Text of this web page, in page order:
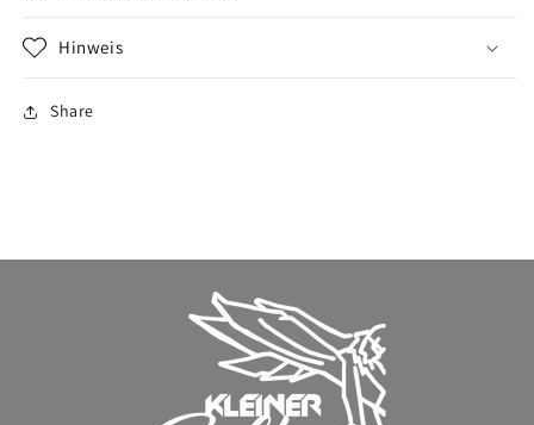
Hinweis
Share